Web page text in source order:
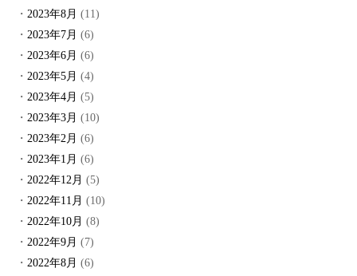
2023年8月 (11)
2023年7月 (6)
2023年6月 (6)
2023年5月 (4)
2023年4月 (5)
2023年3月 (10)
2023年2月 (6)
2023年1月 (6)
2022年12月 (5)
2022年11月 (10)
2022年10月 (8)
2022年9月 (7)
2022年8月 (6)